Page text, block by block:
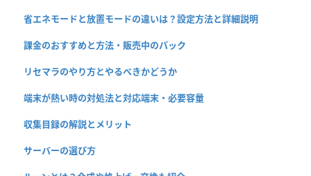
省エネモードと放置モードの違いは？設定方法と詳細説明
課金のおすすめと方法・販売中のパック
リセマラのやり方とやるべきかどうか
端末が熱い時の対処法と対応端末・必要容量
収集目録の解説とメリット
サーバーの選び方